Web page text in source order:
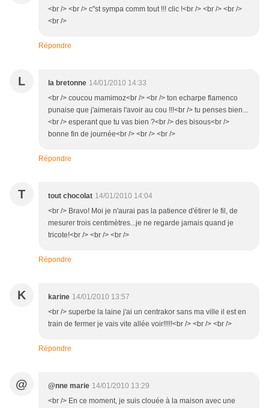
<br /> <br /> c''st sympa comm tout !!! clic !<br /> <br /> <br />
<br />
Répondre
L la bretonne 14/01/2010 14:33
<br /> coucou mamimoz<br /> <br /> ton echarpe flamenco
punaise que j'aimerais l'avoir au cou !!!<br /> tu penses bien...
<br /> esperant que tu vas bien ?<br /> des bisous<br />
bonne fin de journée<br /> <br /> <br />
Répondre
T tout chocolat 14/01/2010 14:04
<br /> Bravo! Moi je n'aurai pas la patience d'étirer le fil, de
mesurer trois centimètres...je ne regarde jamais quand je
tricote!<br /> <br /> <br />
Répondre
K karine 14/01/2010 13:57
<br /> superbe la laine j'ai un centrakor sans ma ville il est en
train de fermer je vais vite allée voir!!!!!<br /> <br /> <br />
Répondre
@ @nne marie 14/01/2010 13:29
<br /> En ce moment, je suis clouée à la maison avec une